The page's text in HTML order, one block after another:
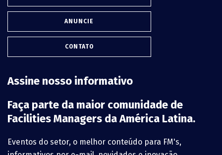
ANUNCIE
CONTATO
Assine nosso informativo
Faça parte da maior comunidade de
Facilities Managers da América Latina.
Eventos do setor, o melhor conteúdo para FM's,